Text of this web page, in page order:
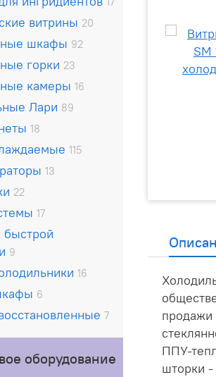
витрины 20
шкафы 92
горки 23
камеры 16
Лари 89
18
115
13
22
17
9
16
6
7
оборудование
продажи
ППУ-
шторки -